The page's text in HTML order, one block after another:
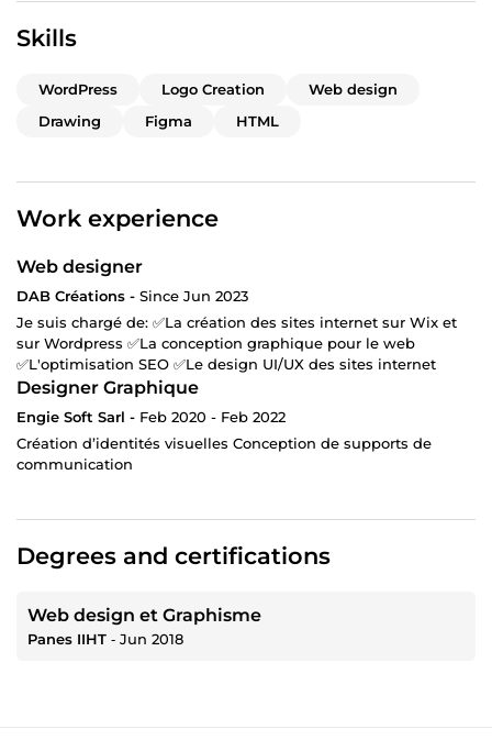
Skills
WordPress Logo Creation
Web design
Drawing
Figma HTML
Work experience
Web designer
DAB Créations - Since Jun 2023
Je suis chargé de: ✅La création des sites internet sur Wix et
sur Wordpress ✅La conception graphique pour le web
✅L'optimisation SEO ✅Le design UI/UX des sites internet
Designer Graphique
Engie Soft Sarl - Feb 2020 - Feb 2022
Création d’identités visuelles Conception de supports de
communication
Degrees and certifications
Web design et Graphisme
Panes IIHT ‐ Jun 2018